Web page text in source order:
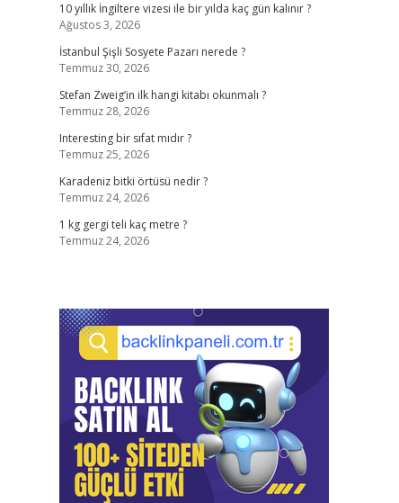
10 yıllık İngiltere vizesi ile bir yılda kaç gün kalınır ?
Ağustos 3, 2026
İstanbul Şişli Sosyete Pazarı nerede ?
Temmuz 30, 2026
Stefan Zweig’in ilk hangi kitabı okunmalı ?
Temmuz 28, 2026
Interesting bir sıfat mıdır ?
Temmuz 25, 2026
Karadeniz bitki örtüsü nedir ?
Temmuz 24, 2026
1 kg gergi teli kaç metre ?
Temmuz 24, 2026